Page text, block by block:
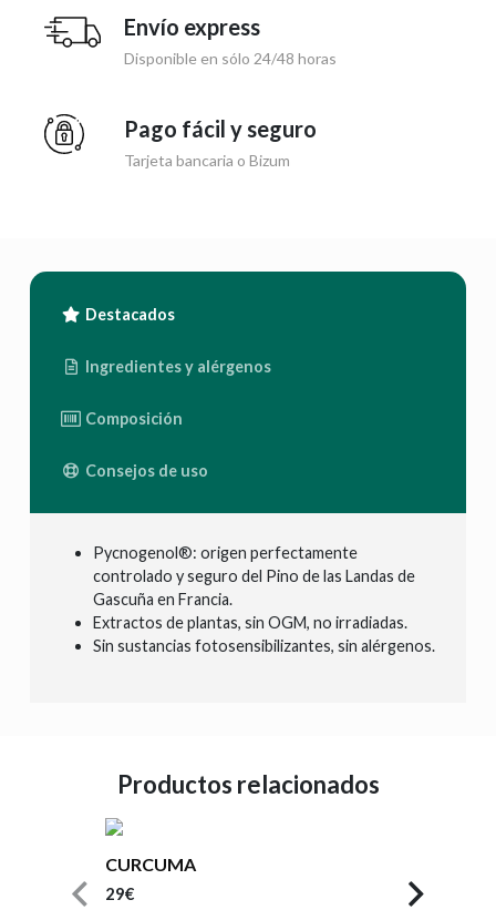
Envío express
Disponible en sólo 24/48 horas
Pago fácil y seguro
Tarjeta bancaria o Bizum
Destacados
Ingredientes y alérgenos
Composición
Consejos de uso
Pycnogenol®: origen perfectamente
controlado y seguro del Pino de las Landas de
Gascuña en Francia.
Extractos de plantas, sin OGM, no irradiadas.
Sin sustancias fotosensibilizantes, sin alérgenos.
Productos relacionados
CURCUMA
29€